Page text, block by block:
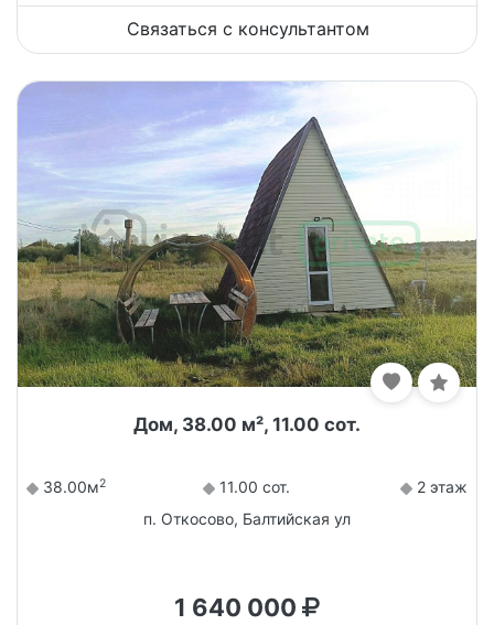
Связаться с консультантом
Дом, 38.00 м², 11.00 сот.
38.00м2 11.00 сот.
2 этаж
п. Откосово, Балтийская ул
1 640 000